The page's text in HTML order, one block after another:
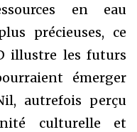
en eau
précieuses, ce
illustre les futurs
émerger
autrefois perçu
culturelle et